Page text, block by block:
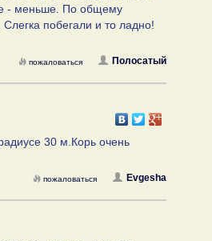
- меньше. По общему
побегали и то ладно!
Полосатый
пожаловаться
30 м.Корь очень
Evgesha
пожаловаться